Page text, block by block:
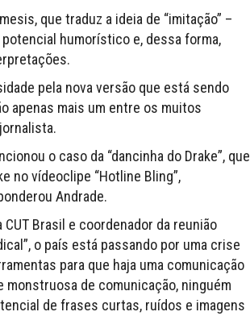
que traduz a ideia de “imitação” –
humorístico e, dessa forma,
pela nova versão que está sendo
apenas mais um entre os muitos
o caso da “dancinha do Drake”, que
no vídeoclipe “Hotline Bling”,
Andrade.
Brasil e coordenador da reunião
o país está passando por uma crise
para que haja uma comunicação
monstruosa de comunicação, ninguém
de frases curtas, ruídos e imagens